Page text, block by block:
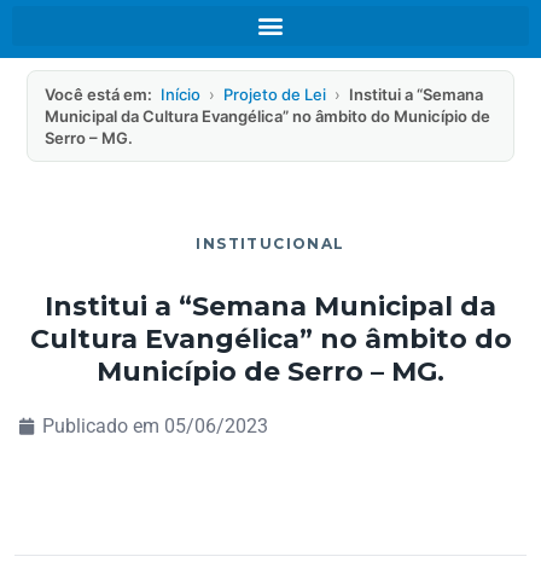
Você está em: Início › Projeto de Lei › Institui a “Semana
Municipal da Cultura Evangélica” no âmbito do Município de
Serro – MG.
INSTITUCIONAL
Institui a “Semana Municipal da
Cultura Evangélica” no âmbito do
Município de Serro – MG.
Publicado em 05/06/2023